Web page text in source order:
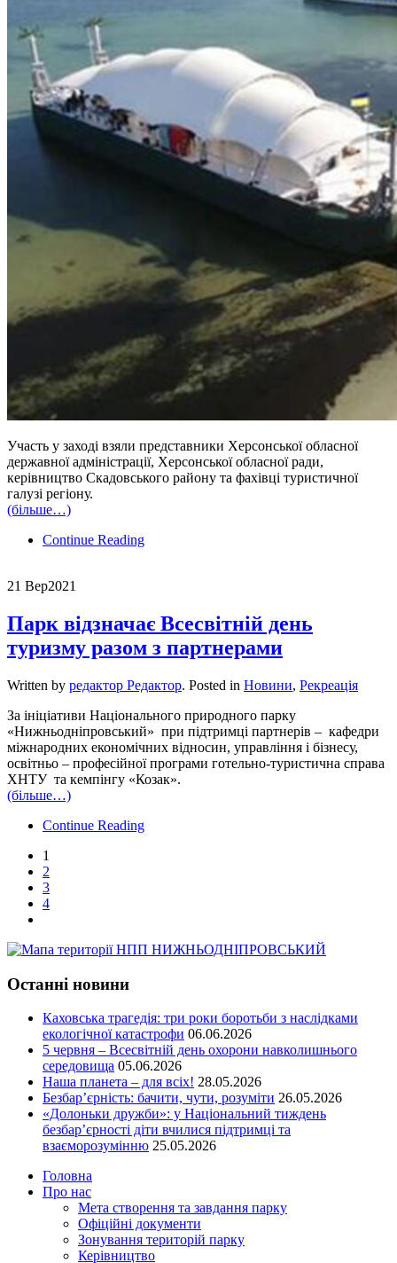
Участь у заході взяли представники Херсонської обласної
державної адміністрації, Херсонської обласної ради,
керівництво Скадовського району та фахівці туристичної
галузі регіону.
(більше…)
Continue Reading
21 Вер2021
Парк відзначає Всесвітній день
туризму разом з партнерами
Written by редактор Редактор. Posted in Новини, Рекреація
За ініціативи Національного природного парку
«Нижньодніпровський» при підтримці партнерів – кафедри
міжнародних економічних відносин, управління і бізнесу,
освітньо – професійної програми готельно-туристична справа
ХНТУ та кемпінгу «Козак».
(більше…)
Continue Reading
1
2
3
4
Останні новини
Каховська трагедія: три роки боротьби з наслідками
екологічної катастрофи 06.06.2026
5 червня – Всесвітній день охорони навколишнього
середовища 05.06.2026
Наша планета – для всіх! 28.05.2026
Безбар’єрність: бачити, чути, розуміти 26.05.2026
«Долоньки дружби»: у Національний тиждень
безбар’єрності діти вчилися підтримці та
взаєморозумінню 25.05.2026
Головна
Про нас
Мета створення та завдання парку
Офіційні документи
Зонування територій парку
Керівництво